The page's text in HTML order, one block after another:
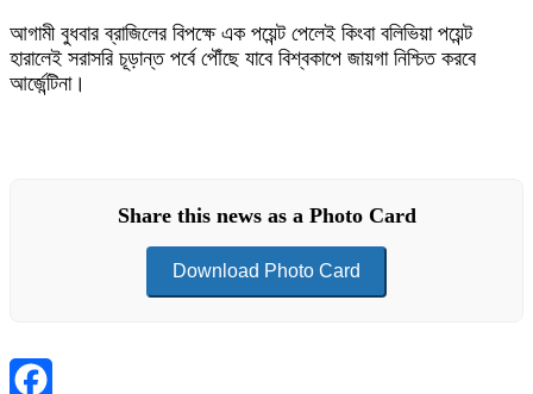
আগামী বুধবার ব্রাজিলের বিপক্ষে এক পয়েন্ট পেলেই কিংবা বলিভিয়া পয়েন্ট
হারালেই সরাসরি চূড়ান্ত পর্বে পৌঁছে যাবে বিশ্বকাপে জায়গা নিশ্চিত করবে
আর্জেন্টিনা।
Share this news as a Photo Card
Download Photo Card